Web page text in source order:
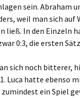
sein. Abraham
weil man sich
ließ. In den Einzeln
0:3, die ersten
sich noch bitterer,
Luca hatte ebenso
ein Spiel